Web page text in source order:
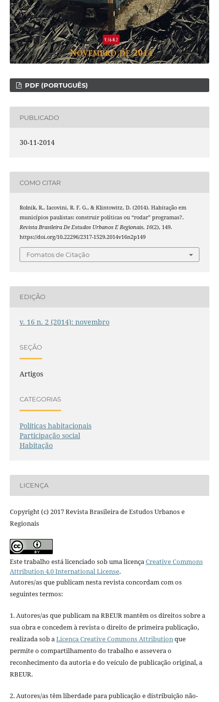
PDF (PORTUGUÊS)
PUBLICADO
30-11-2014
COMO CITAR
Rolnik, R., Iacovini, R. F. G., & Klintowitz, D. (2014). Habitação em
municípios paulistas: construir políticas ou “rodar” programas?.
Revista Brasileira De Estudos Urbanos E Regionais, 16(2), 149.
https://doi.org/10.22296/2317-1529.2014v16n2p149
Fomatos de Citação
EDIÇÃO
v. 16 n. 2 (2014): novembro
SEÇÃO
Artigos
CATEGORIAS
Políticas habitacionais
Participação social
Habitação
LICENÇA
Copyright (c) 2017 Revista Brasileira de Estudos Urbanos e
Regionais
Este trabalho está licenciado sob uma licençaCreative Commons
Attribution 4.0 International License.
Autores/as que publicam nesta revista concordam com os
seguintes termos:
1. Autores/as que publicam na RBEUR mantêm os direitos sobre a
sua obra e concedem à revista o direito de primeira publicação,
realizada sob aLicença Creative Commons Attributionque
permite o compartilhamento do trabalho e assevera o
reconhecimento da autoria e do veículo de publicação original, a
RBEUR.
2. Autores/as têm liberdade para publicação e distribuição não-